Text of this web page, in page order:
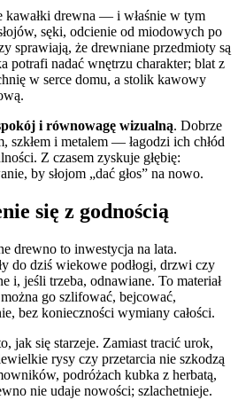
kawałki drewna — i właśnie w tym
sęki, odcienie od miodowych po
sprawiają, że drewniane przedmioty są
potrafi nadać wnętrzu charakter; blat z
w serce domu, a stolik kawowy
i równowagę wizualną. Dobrze
szkłem i metalem — łagodzi ich chłód
Z czasem zyskuje głębię:
by słojom „dać głos” na nowo.
się z godnością
drewno to inwestycja na lata.
do dziś wiekowe podłogi, drzwi czy
i, jeśli trzeba, odnawiane. To materiał
go szlifować, bejcować,
bez konieczności wymiany całości.
jak się starzeje. Zamiast tracić urok,
rysy czy przetarcia nie szkodzą
podróżach kubka z herbatą,
nie udaje nowości; szlachetnieje.